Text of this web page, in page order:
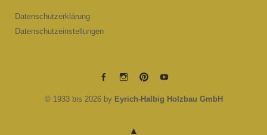
Datenschutzerklärung
Datenschutzeinstellungen
EYRICH-EYRICH-EYRICH-EYRICH-
© 1933 bis 2026 by Eyrich-Halbig Holzbau GmbH